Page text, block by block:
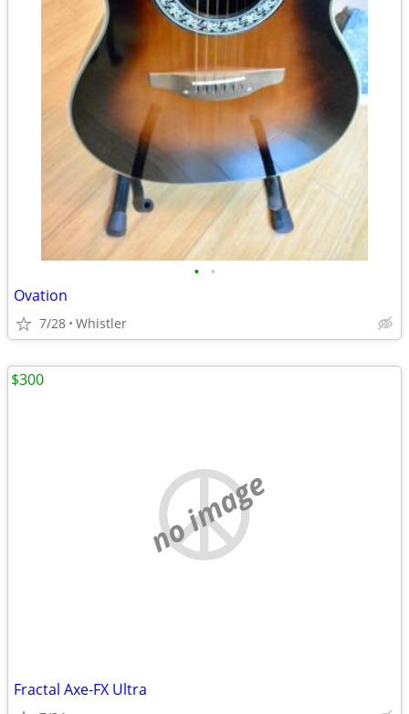
• •
Ovation
7/28 Whistler
no image
Fractal Axe-FX Ultra
$300